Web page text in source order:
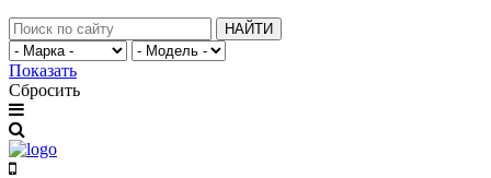
НАЙТИ
Показать
Сбросить